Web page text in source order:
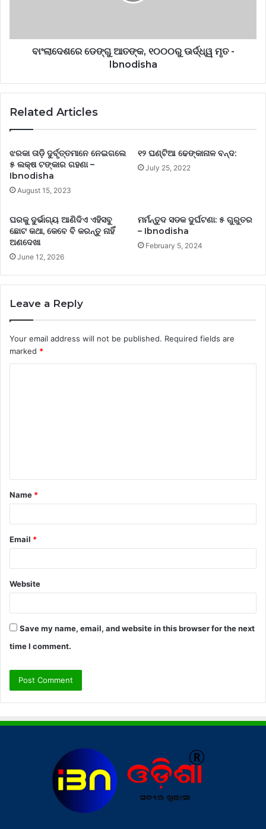
ବାଂଲାଦେଶରେ ଡେଙ୍ଗୁ ଆତଙ୍କ, ୧୦୦୦ରୁ ଊର୍ଦ୍ଧ୍ୱ ମୃତ -
Ibnodisha
Related Articles
ଝରକା ତାଡ଼ି ଦୁର୍ବୃତ୍ତମାନେ ନେଇଗଲେ
୫ ଲକ୍ଷ ଟଙ୍କାର ଗହଣା –
Ibnodisha
August 15, 2023
୧୨ ଘଣ୍ଟିଆ ଢେଙ୍କାନାଳ ବନ୍ଦ:
July 25, 2022
ଘରକୁ ଦୁର୍ଭାଗ୍ୟ ଆଣିଦିଏ ଏହିସବୁ
ଛୋଟ କଥା, କେବେ ବି କରନ୍ତୁ ନାହିଁ
ଅଣଦେଖା
June 12, 2026
ମର୍ମନ୍ତୁଦ ସଡକ ଦୁର୍ଘଟଣା: ୫ ଗୁରୁତର
– Ibnodisha
February 5, 2024
Leave a Reply
Your email address will not be published. Required fields are
marked *
t
*
Name *
Email *
Website
Save my name, email, and website in this browser for the next
time I comment.